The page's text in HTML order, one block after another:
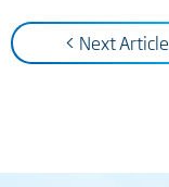
Next Article >